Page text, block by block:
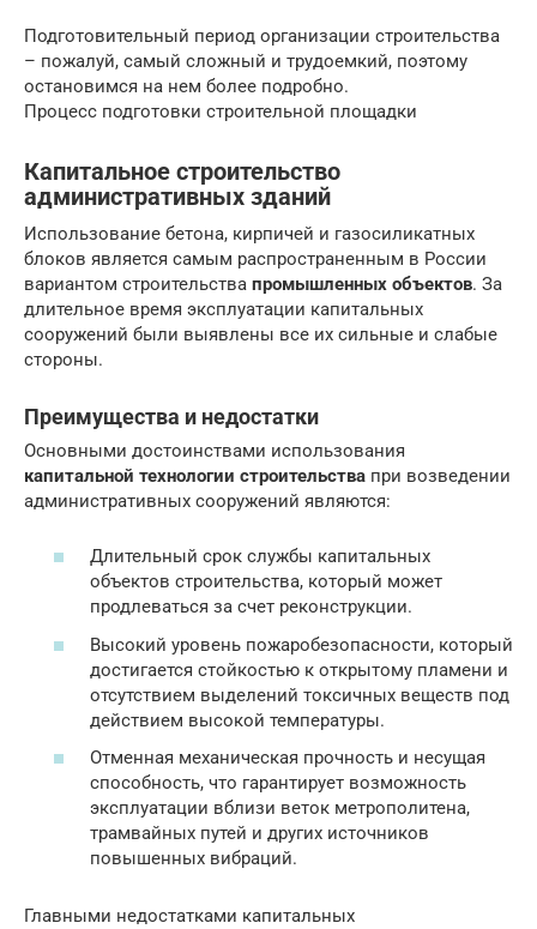
Подготовительный период организации строительства
– пожалуй, самый сложный и трудоемкий, поэтому
остановимся на нем более подробно.
Процесс подготовки строительной площадки
Капитальное строительство
административных зданий
Использование бетона, кирпичей и газосиликатных
блоков является самым распространенным в России
вариантом строительства промышленных объектов. За
длительное время эксплуатации капитальных
сооружений были выявлены все их сильные и слабые
стороны.
Преимущества и недостатки
Основными достоинствами использования
капитальной технологии строительства при возведении
административных сооружений являются:
Длительный срок службы капитальных
объектов строительства, который может
продлеваться за счет реконструкции.
Высокий уровень пожаробезопасности, который
достигается стойкостью к открытому пламени и
отсутствием выделений токсичных веществ под
действием высокой температуры.
Отменная механическая прочность и несущая
способность, что гарантирует возможность
эксплуатации вблизи веток метрополитена,
трамвайных путей и других источников
повышенных вибраций.
Главными недостатками капитальных